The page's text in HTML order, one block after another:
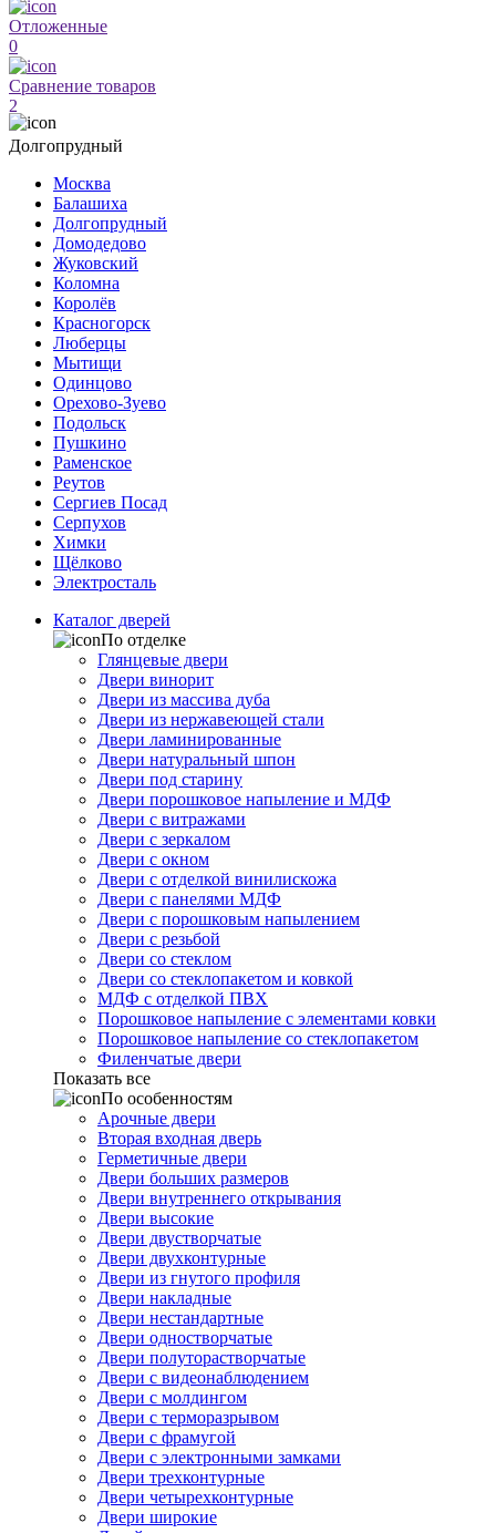
Отложенные
0
Сравнение товаров
2
Долгопрудный
Москва
Балашиха
Долгопрудный
Домодедово
Жуковский
Коломна
Королёв
Красногорск
Люберцы
Мытищи
Одинцово
Орехово-Зуево
Подольск
Пушкино
Раменское
Реутов
Сергиев Посад
Серпухов
Химки
Щёлково
Электросталь
Каталог дверей
По отделке
Глянцевые двери
Двери винорит
Двери из массива дуба
Двери из нержавеющей стали
Двери ламинированные
Двери натуральный шпон
Двери под старину
Двери порошковое напыление и МДФ
Двери с витражами
Двери с зеркалом
Двери с окном
Двери с отделкой винилискожа
Двери с панелями МДФ
Двери с порошковым напылением
Двери с резьбой
Двери со стеклом
Двери со стеклопакетом и ковкой
МДФ с отделкой ПВХ
Порошковое напыление с элементами ковки
Порошковое напыление со стеклопакетом
Филенчатые двери
Показать все
По особенностям
Арочные двери
Вторая входная дверь
Герметичные двери
Двери больших размеров
Двери внутреннего открывания
Двери высокие
Двери двустворчатые
Двери двухконтурные
Двери из гнутого профиля
Двери накладные
Двери нестандартные
Двери одностворчатые
Двери полуторастворчатые
Двери с видеонаблюдением
Двери с молдингом
Двери с терморазрывом
Двери с фрамугой
Двери с электронными замками
Двери трехконтурные
Двери четырехконтурные
Двери широкие